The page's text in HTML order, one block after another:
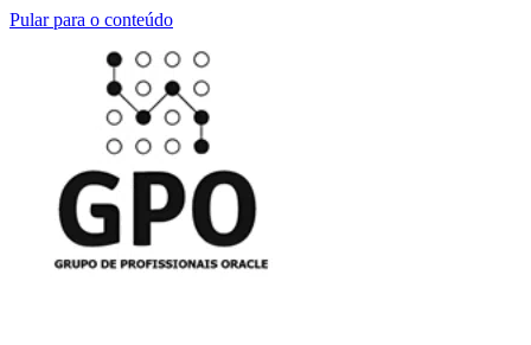
Pular para o conteúdo